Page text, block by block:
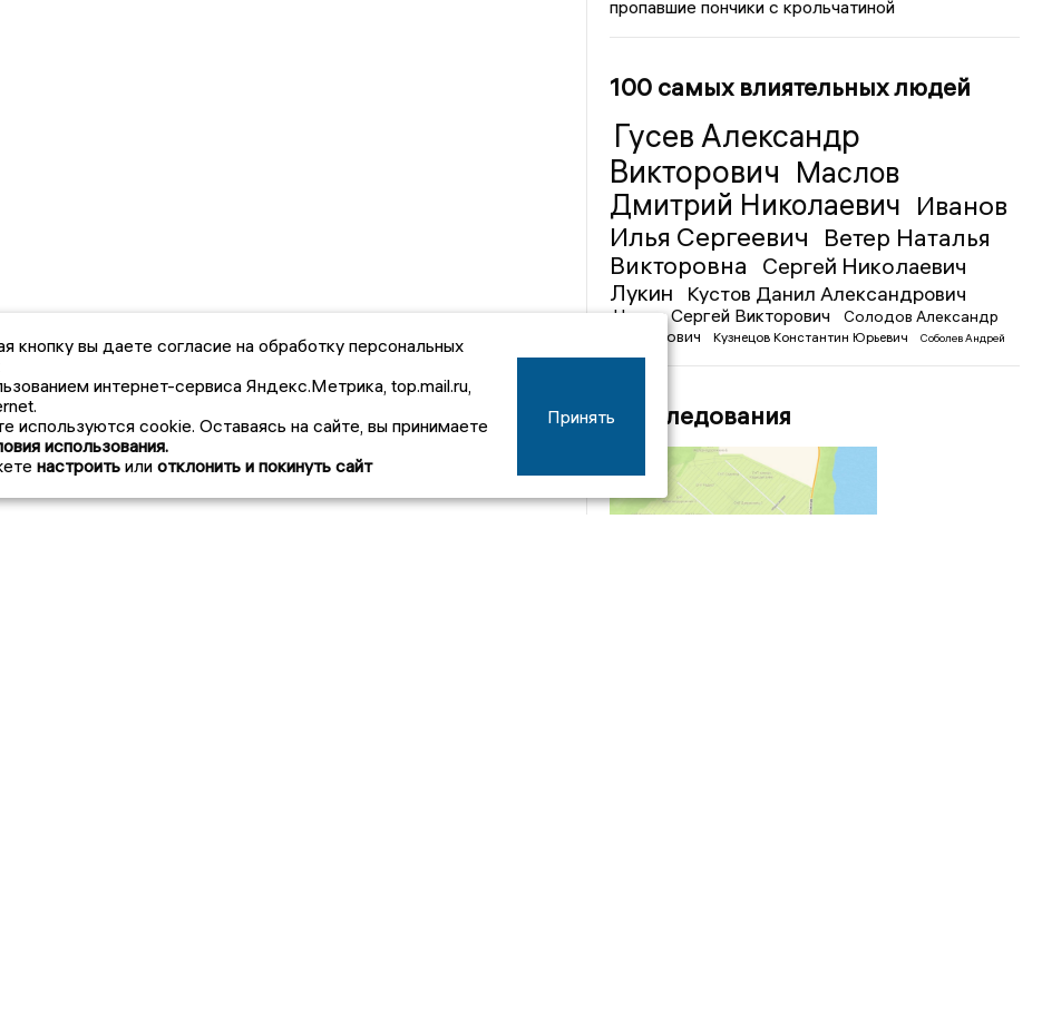
пропавшие пончики с крольчатиной
100 самых влиятельных людей
Гусев Александр
Викторович Маслов
Дмитрий Николаевич Иванов
Илья Сергеевич
Ветер Наталья
Викторовна
Сергей Николаевич
Лукин
Кустов Данил Александрович
Чижов Сергей Викторович
Солодов Александр
Михайлович
Кузнецов Константин Юрьевич
Соболев Андрей
Иванович
Расследования
кнопку вы даете согласие на обработку персональных
интернет-сервиса Яндекс.Метрика, top.mail.ru,
используются cookie. Оставаясь на сайте, вы принимаете
использования.
настроить или отклонить и покинуть сайт
Принять